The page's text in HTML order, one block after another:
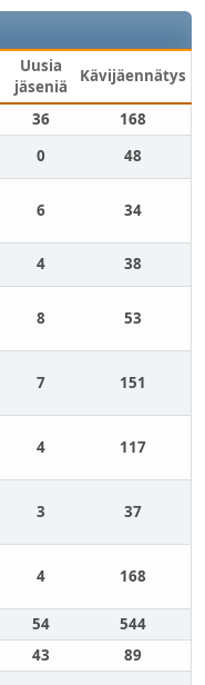
Uusia
jäseniä
Kävijäennätys
36
168
0 48
6 34
4 38
8 53
7 151
4 117
3 37
4 168
54
544
43 89